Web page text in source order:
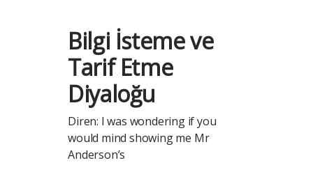
Bilgi İsteme ve
Tarif Etme
Diyaloğu
Diren: I was wondering if you
would mind showing me Mr
Anderson’s